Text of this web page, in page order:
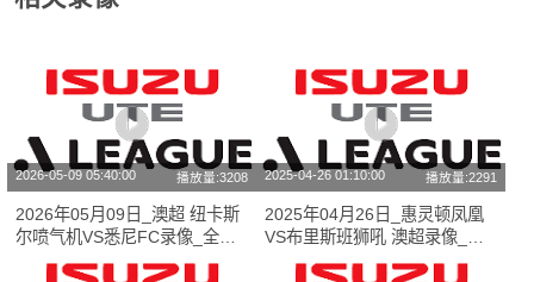
2026-05-09 05:40:00 播放量:3208
2026年05月09日_澳超 纽卡斯
尔喷气机VS悉尼FC录像_全场
录像【全场回放】
2025-04-26 01:10:00 播放量:2291
2025年04月26日_惠灵顿凤凰
VS布里斯班狮吼 澳超录像_高
清录像【全场回放】